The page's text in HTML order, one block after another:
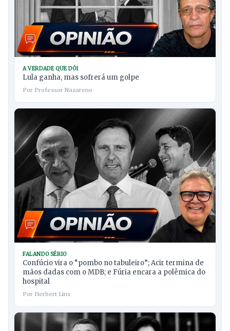
A VERDADE QUE DÓI
Lula ganha, mas sofrerá um golpe
Por Professor Nazareno
FALANDO SÉRIO
Confúcio vira o “pombo no tabuleiro”; Acir termina de
mãos dadas com o MDB; e Fúria encara a polêmica do
hospital
Por Herbert Lins